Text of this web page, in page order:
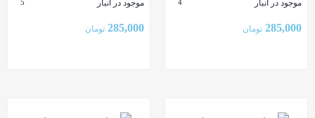
موجود در انبار 4
285,000 تومان
موجود در انبار 5
285,000 تومان